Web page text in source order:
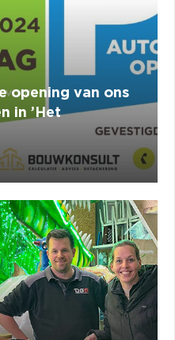
opening van ons
in ’Het